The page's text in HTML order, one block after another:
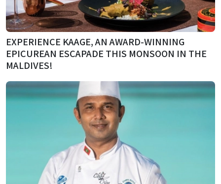
EXPERIENCE KAAGE, AN AWARD-WINNING
EPICUREAN ESCAPADE THIS MONSOON IN THE
MALDIVES!